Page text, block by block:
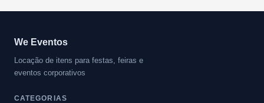
We Eventos
Locação de itens para festas, feiras e
eventos corporativos
CATEGORIAS